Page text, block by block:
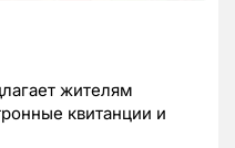
жителям
квитанции и